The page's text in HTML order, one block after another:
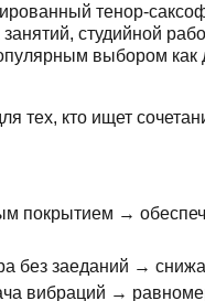
тенор-
студийной
выбором
кто ищет
покрытием →
без заеданий →
вибраций →